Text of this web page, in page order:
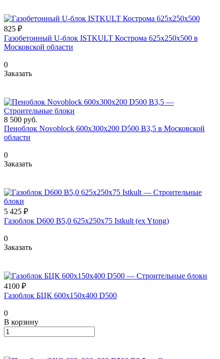
825 ₽
Газобетонный U-блок ISTKULT Кострома 625x250x500 в
Московской области
0
Заказать
8 500 руб.
Пеноблок Novoblock 600х300х200 D500 B3,5 в Московской
области
0
Заказать
5 425 ₽
Газоблок D600 B5,0 625x250x75 Istkult (ex Ytong)
0
Заказать
4100 ₽
Газоблок БЦК 600х150х400 D500
0
В корзину